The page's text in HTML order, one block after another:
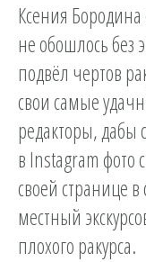
Ксения Бородина
не обошлось без
подвёл чертов
свои самые
редакторы, дабы
в Instagram
своей странице
местный
плохого ракурса.